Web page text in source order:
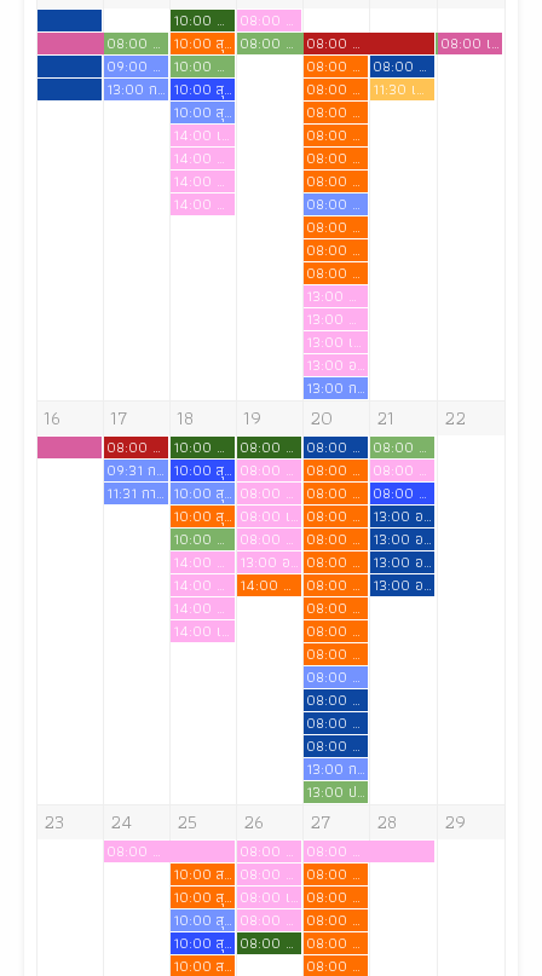
08:00 ประชุมคณะกรรมการบริหารหลักสูตร
09:00 การเรียน
13:00 การเรียน
10:00 ฝึกทดลองสนทนาทางจิต
10:00 สุขภาพชุมชน 1
10:00 ฝึกทดลองสนทนาทางจิต
10:00 สุขภาพชุมชน 1
10:00 สุขภาพชุมชน 1
14:00 เจียมใจ ไทรงาม
14:00 อรอนงค์ เลื่องอรุณ
14:00 ดวงใจ สวัสดี
14:00 ญาตา พลประสิทธิ์
08:00 ภาคทดลองรายวิชาภาษาไทยเพื่อการสื่อสาร
08:00 ประชุมโครงการผลักดันการขับเคลื่อนเชิงกลยุทธ์เพื่อการรับรองสถาบันการศึกษาจากสภาการพยาบาล
08:00 ปัจฉิมนิเทศ นักศึกษาผู้ช่วยพยาบาลรุ่นที่ 17
08:00 ผศ.นันทยา เสนีย์ สอนวิชาเภสัชวิทยา
08:00 ผศ.นันทยา เสนีย์ สอนวิชาเภสัชวิทยา
08:00 ผศ.นันทยา เสนีย์ สอนวิชาเภสัชวิทยา
08:00 ผศ.นันทยา เสนีย์ สอนวิชาเภสัชวิทยา
08:00 ผศ.นันทยา เสนีย์ สอนวิชาเภสัชวิทยา
08:00 ผศ.นันทยา เสนีย์ สอนวิชาเภสัชวิทยา
08:00 การเรียน
08:00 ผศ.นันทยา เสนีย์ สอนวิชาเภสัชวิทยา
08:00 ผศ.นันทยา เสนีย์ สอนวิชาเภสัชวิทยา
08:00 ผศ.นันทยา เสนีย์ สอนวิชาเภสัชวิทยา
13:00 ญาตา พลประสิทธิ์
13:00 ดวงใจ สวัสดี
13:00 เจียมใจ ไทรงาม
13:00 อรอนงค์ เลื่องอรุณ
13:00 การเรียน
08:00 สอนภาคทดลองวิชาการรักษาโรคเบื้องต้นสำหรับพยาบาล
11:30 เรียน PMC ภาคทดลอง
08:00 เตรียมความพร้อมเข้าสู่วิชาชีพ สำหรับนักศึกษาพยาบาลชั้นปีที่ 4 ปีการศึกษา 2569
16 17
08:00 รับประกาศนียบัตรผู้ช่วยพยาบาล รุ่นที่ 17
09:31 การเรียน
11:31 การเรียน
18
10:00 ฝึกทดลองสนทนาทางจิต
10:00 สุขภาพชุมชน 1
10:00 สุขภาพชุมชน 1
10:00 สุขภาพชุมชน 1
10:00 ฝึทดลองสนทนาทางจิต
14:00 อรอนงค์ เลื่องอรุณ
14:00 ดวงใจ สวัสดี
14:00 ญาตา พลประสิทธฺ์
14:00 เจียมใจ ไทรงาม
19
08:00 ภาคทดลองรายวิชาภาษาไทยเพื่อการสื่อสาร
08:00 ดวงใจ สวัสดี
08:00 ญาตา พลประสิทธิ์
08:00 เจียมใจ ไทรงาม
08:00 อรอนงค์ เลื่องอรุณ
13:00 อ รุ่งฤดี อุสาหะ
14:00 ประชุมโครงการแลกเปลี่ยนเรียนรู้ ประเทศญี่ปุ่น (อ.ทิพย์วรรณ บุณยาภรณ์)
20
08:00 อ.นิตยา สอบ Lab การบริหารการจัดการคุณภาพทางการพยาบาล นศ.ปี 4
08:00 ผศ.นันทยา เสนีย์ สอนวิชาเภสัชวิทยา
08:00 ผศ.นันทยา เสนีย์ สอนวิชาเภสัชวิทยา
08:00 ผศ.นันทยา เสนีย์ สอนวิชาเภสัชวิทยา
08:00 ผศ.นันทยา เสนีย์ สอนวิชาเภสัชวิทยา
08:00 ผศ.นันทยา เสนีย์ สอนวิชาเภสัชวิทยา
08:00 ผศ.นันทยา เสนีย์ สอนวิชาเภสัชวิทยา
08:00 ผศ.นันทยา เสนีย์ สอนวิชาเภสัชวิทยา
08:00 ผศ.นันทยา เสนีย์ สอนวิชาเภสัชวิทยา
08:00 ผศ.นันทยา เสนีย์ สอนวิชาเภสัชวิทยา
08:00 การเรียน
08:00 อ.นิตยา สอบ Lab การบริหารการจัดการคุณภาพทางการพยาบาล นศ.ปี 4
08:00 อ.นิตยา สอบ Lab การบริหารการจัดการคุณภาพทางการพยาบาล นศ.ปี 4
08:00 อ.นิตยา สอบ Lab การบริหารการจัดการคุณภาพทางการพยาบาล นศ.ปี 4
13:00 การเรียน
13:00 ประชุมคณะกรรมการจริยธรรมระดับสถาบัน (Institution Ethic Committee: IEC)
21
08:00 สอนภาคทดลองวิชาการรักษาโรคเบื้องต้นสำหรับพยาบาล
08:00 อ รุ่งฤดี อุสาหะ
08:00 สอนภาคทดลองวิชาการรักษาโรคเบื้องต้นสำหรับพยาบาล ขอใช้ห้องข้างห้องปฏิบัติการพยาบาลอนามัยชุมชน
13:00 อ.นิตยา สอบ Lab การบริหารการจัดการคุณภาพทางการพยาบาล นศ.ปี 4
13:00 อ.นิตยา สอบ Lab การบริหารการจัดการคุณภาพทางการพยาบาล นศ.ปี 4
13:00 อ.นิตยา สอบ Lab การบริหารการจัดการคุณภาพทางการพยาบาล นศ.ปี 4
13:00 อ.นิตยา สอบ Lab การบริหารการจัดการคุณภาพทางการพยาบาล นศ.ปี 4
22
23 24
08:00 ดำเนินการสอบกลางภาค ชั้นปีที่ 1 เทอม 1/2569
25
10:00 สอบสนทนาเพื่อการบำบัด
10:00 สุขภาพชุมชน 1
10:00 สุขภาพชุมชน 1
10:00 สุขภาพชุมชน 1
10:00 สอบสนทนาเพื่อการบำบัด
26
08:00 ดวงใจ สวัสดี
08:00 ญาตา พลประสิทธิ์
08:00 เจียมใจ ไทรงาม
08:00 อรอนงคื เลื่องอรุณ
08:00 ภาคทดลองรายวิชาภาษาไทยเพื่อการสื่อสาร
27
08:00 ดำเนินการสอบซ่อมกลางภาค ชั้นปีที่ 1 เทอม 1/2569
08:00 ผศ.นันทยา เสนีย์ สอนวิชาเภสัชวิทยา
08:00 ผศ.นันทยา เสนีย์ สอนวิชาเภสัชวิทยา
08:00 ผศ.นันทยา เสนีย์ สอนวิชาเภสัชวิทยา
08:00 ผศ.นันทยา เสนีย์ สอนวิชาเภสัชวิทยา
08:00 ผศ.นันทยา เสนีย์ สอนวิชาเภสัชวิทยา
28 29